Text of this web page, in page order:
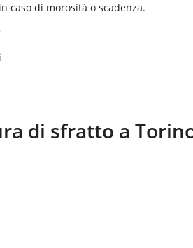
caso di morosità o scadenza.
di sfratto a